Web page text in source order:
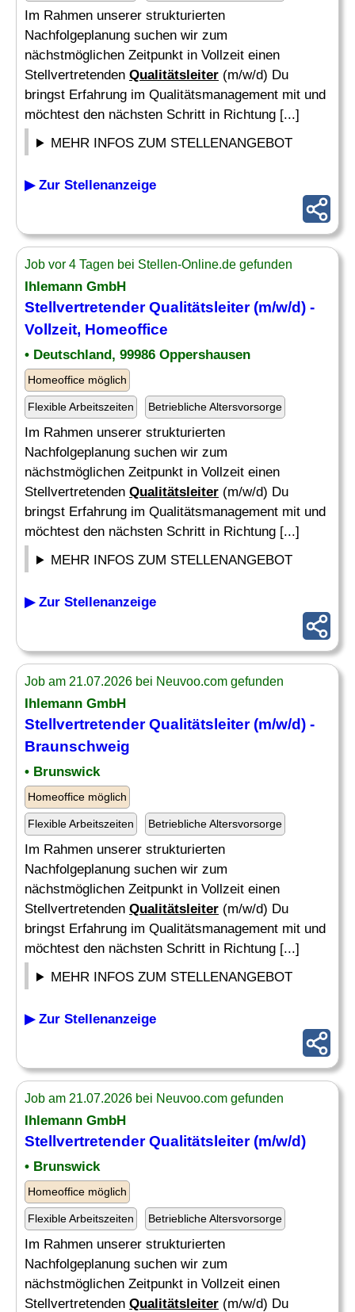
Im Rahmen unserer strukturierten
Nachfolgeplanung suchen wir zum
nächstmöglichen Zeitpunkt in Vollzeit einen
Stellvertretenden Qualitätsleiter (m/w/d) Du
bringst Erfahrung im Qualitätsmanagement mit und
möchtest den nächsten Schritt in Richtung [...]
MEHR INFOS ZUM STELLENANGEBOT
▶ Zur Stellenanzeige
Job vor 4 Tagen bei Stellen-Online.de gefunden
Ihlemann GmbH
StellvertretenderQualitätsleiter(m/w/d) -
Vollzeit, Homeoffice
• Deutschland, 99986 Oppershausen
Homeoffice möglich
Flexible Arbeitszeiten Betriebliche Altersvorsorge
Im Rahmen unserer strukturierten
Nachfolgeplanung suchen wir zum
nächstmöglichen Zeitpunkt in Vollzeit einen
Stellvertretenden Qualitätsleiter (m/w/d) Du
bringst Erfahrung im Qualitätsmanagement mit und
möchtest den nächsten Schritt in Richtung [...]
MEHR INFOS ZUM STELLENANGEBOT
▶ Zur Stellenanzeige
Job am 21.07.2026 bei Neuvoo.com gefunden
Ihlemann GmbH
StellvertretenderQualitätsleiter(m/w/d) -
Braunschweig
• Brunswick
Homeoffice möglich
Flexible Arbeitszeiten Betriebliche Altersvorsorge
Im Rahmen unserer strukturierten
Nachfolgeplanung suchen wir zum
nächstmöglichen Zeitpunkt in Vollzeit einen
Stellvertretenden Qualitätsleiter (m/w/d) Du
bringst Erfahrung im Qualitätsmanagement mit und
möchtest den nächsten Schritt in Richtung [...]
MEHR INFOS ZUM STELLENANGEBOT
▶ Zur Stellenanzeige
Job am 21.07.2026 bei Neuvoo.com gefunden
Ihlemann GmbH
StellvertretenderQualitätsleiter(m/w/d)
• Brunswick
Homeoffice möglich
Flexible Arbeitszeiten Betriebliche Altersvorsorge
Im Rahmen unserer strukturierten
Nachfolgeplanung suchen wir zum
nächstmöglichen Zeitpunkt in Vollzeit einen
Stellvertretenden Qualitätsleiter (m/w/d) Du